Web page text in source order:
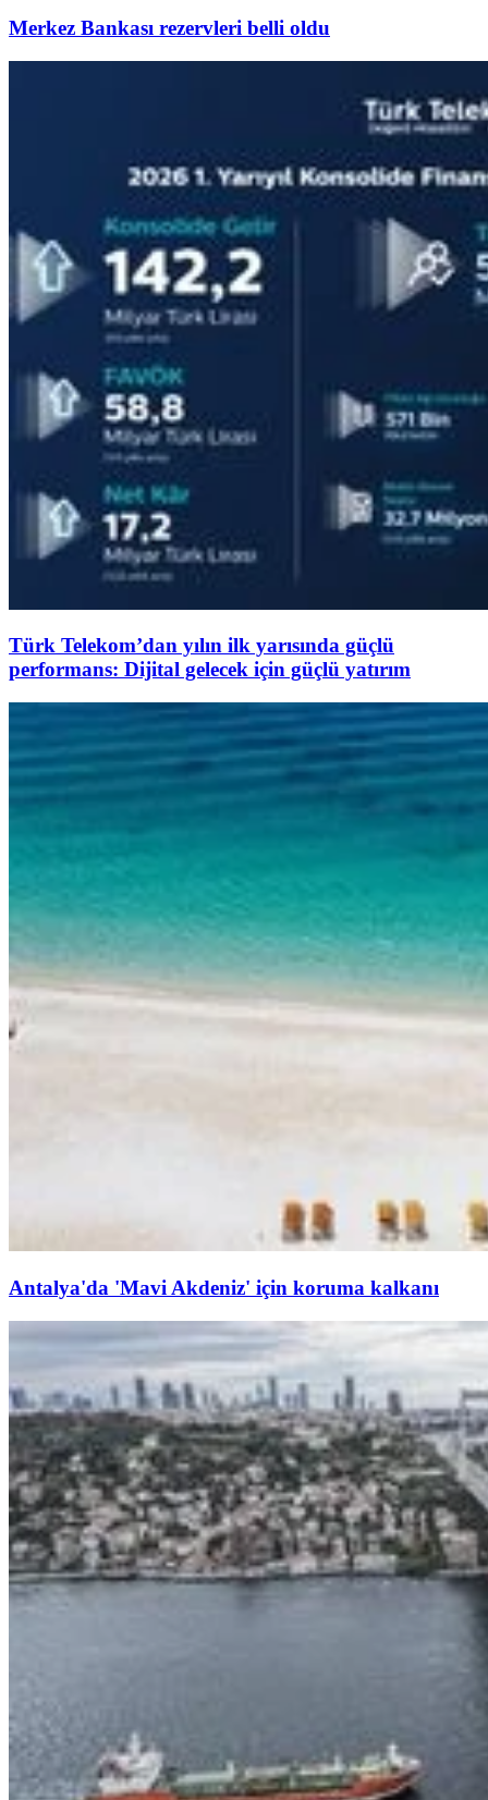
Merkez Bankası rezervleri belli oldu
Türk Telekom’dan yılın ilk yarısında güçlü
performans: Dijital gelecek için güçlü yatırım
Antalya'da 'Mavi Akdeniz' için koruma kalkanı